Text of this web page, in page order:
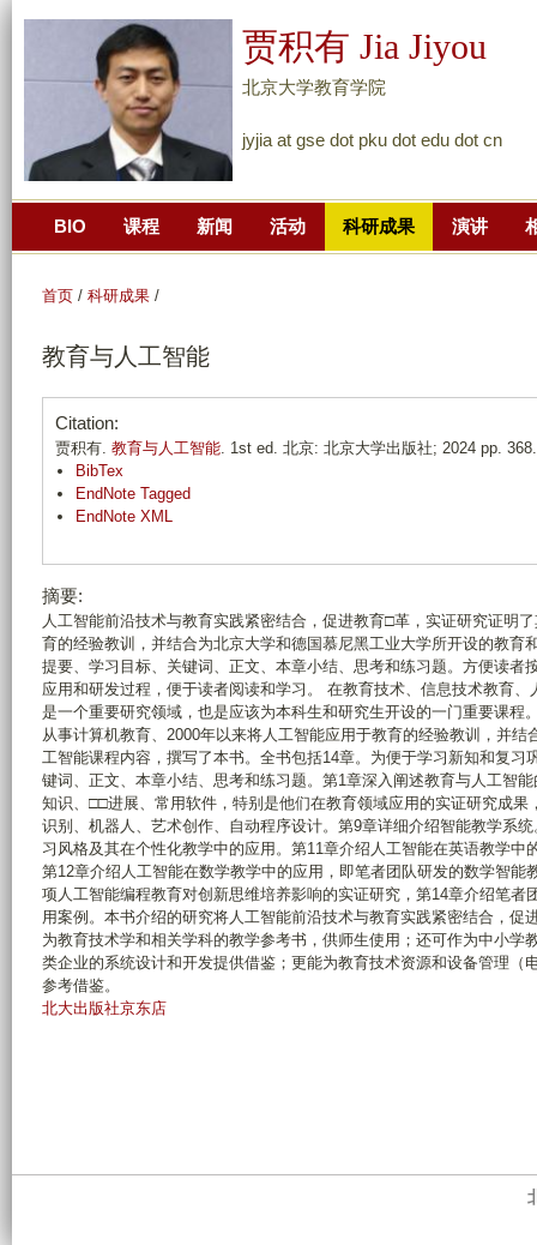
主
贾积有 Jia Jiyou
北京大学教育学院
jyjia at gse dot pku dot edu dot cn
BIO 课程 新闻 活动 科研成果 演讲
首页 / 科研成果 /
教育与人工智能
Citation:
贾积有. 教育与人工智能. 1st ed. 北京: 北京大学出版社; 2024 pp. 368.
BibTex
EndNote Tagged
EndNote XML
摘要:
人工智能前沿技术与教育实践紧密结合，促进教育□革，实证研究证明
育的经验教训，并结合为北京大学和德国慕尼黑工业大学所开设的教育
提要、学习目标、关键词、正文、本章小结、思考和练习题。方便读者
应用和研发过程，便于读者阅读和学习。 在教育技术、信息技术教育
是一个重要研究领域，也是应该为本科生和研究生开设的一门重要课程
从事计算机教育、2000年以来将人工智能应用于教育的经验教训，并
工智能课程内容，撰写了本书。全书包括14章。为便于学习新知和复
键词、正文、本章小结、思考和练习题。第1章深入阐述教育与人工智
知识、□□进展、常用软件，特别是他们在教育领域应用的实证研究成
识别、机器人、艺术创作、自动程序设计。第9章详细介绍智能教学系
习风格及其在个性化教学中的应用。第11章介绍人工智能在英语教学
第12章介绍人工智能在数学教学中的应用，即笔者团队研发的数学智
项人工智能编程教育对创新思维培养影响的实证研究，第14章介绍笔
用案例。本书介绍的研究将人工智能前沿技术与教育实践紧密结合，
为教育技术学和相关学科的教学参考书，供师生使用；还可作为中小
类企业的系统设计和开发提供借鉴；更能为教育技术资源和设备管理（
参考借鉴。
北大出版社京东店